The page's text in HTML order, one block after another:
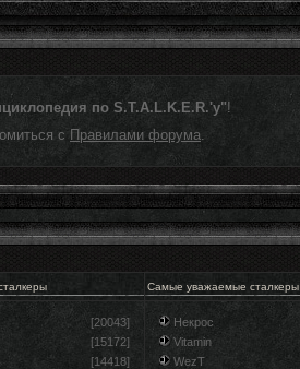
по S.T.A.L.K.E.R.'у"!
с Правилами форума.
Самые уважаемые сталкеры
[20043]
[15172]
[14418]
Некрос
Vitamin
WezT